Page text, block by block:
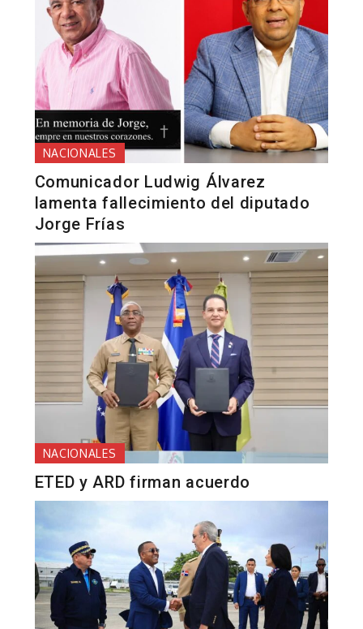
NACIONALES
Comunicador Ludwig Álvarez
lamenta fallecimiento del diputado
Jorge Frías
NACIONALES
ETED y ARD firman acuerdo